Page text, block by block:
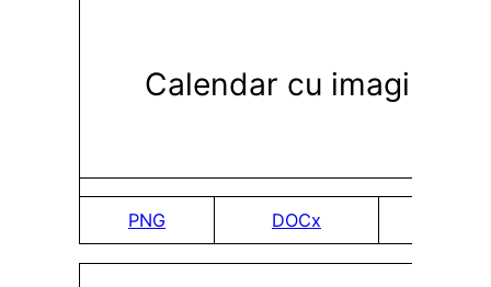
Calendar cu imagine
PNG DOCx